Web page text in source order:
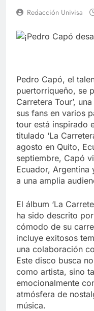
Redacción Univisa
Pedro Capó, el
puertorriqueño, se
Carretera Tour’,
sus fans en varios
tour está inspirado
titulado ‘La
agosto en Quito,
septiembre, Capó
Ecuador, Argentina
a una amplia
El álbum ‘La
ha sido descrito
cómodo de su
incluye exitosos
una colaboración
Este disco busca
como artista, sino
emocionalmente
atmósfera de
música.